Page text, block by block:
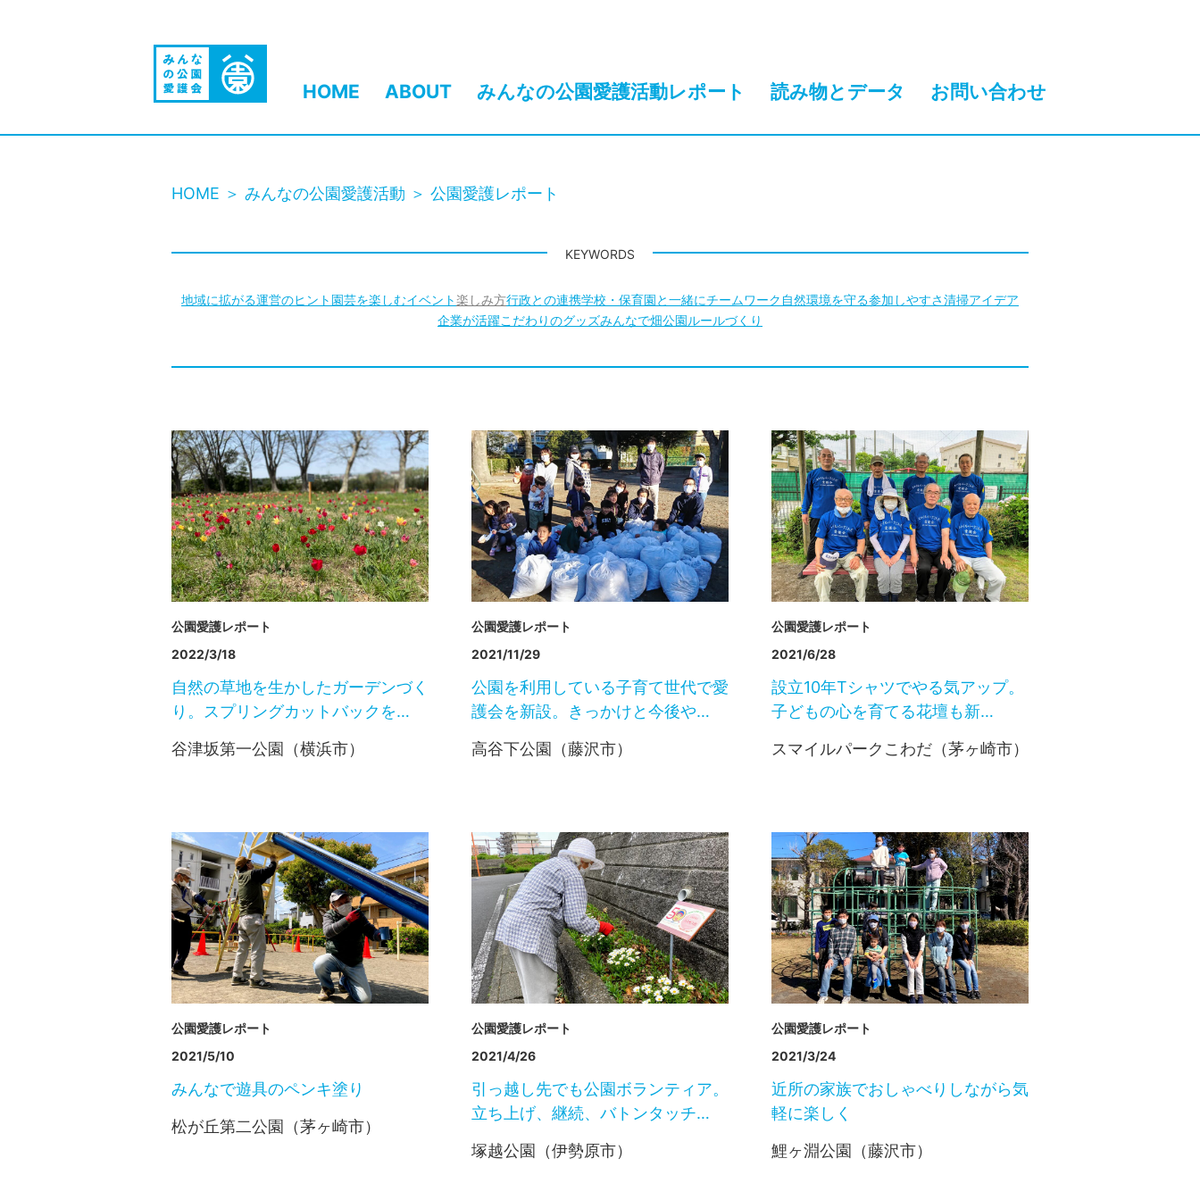
HOME ABOUT みんなの公園愛護活動レポート 読み物とデータ お問い合わせ
HOME みんなの公園愛護活動 公園愛護レポート
KEYWORDS
地域に拡がる運営のヒント 園芸を楽しむイベント楽しみ方行政との連携学校・保育園と一緒にチームワーク 自然環境を守る参加しやすさ清掃アイデア
企業が活躍こだわりのグッズみんなで畑公園ルールづくり
公園愛護レポート
2022/3/18
自然の草地を生かしたガーデンづく
り。スプリングカットバックを…
谷津坂第一公園（横浜市）
公園愛護レポート
2021/11/29
公園を利用している子育て世代で愛
護会を新設。きっかけと今後や…
高谷下公園（藤沢市）
公園愛護レポート
2021/6/28
設立10年Tシャツでやる気アップ。
子どもの心を育てる花壇も新…
スマイルパークこわだ（茅ヶ崎市）
公園愛護レポート
2021/5/10
みんなで遊具のペンキ塗り
松が丘第二公園（茅ヶ崎市）
公園愛護レポート
2021/4/26
引っ越し先でも公園ボランティア。
立ち上げ、継続、バトンタッチ…
塚越公園（伊勢原市）
公園愛護レポート
2021/3/24
近所の家族でおしゃべりしながら気
軽に楽しく
鯉ヶ淵公園（藤沢市）